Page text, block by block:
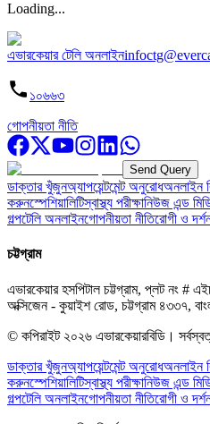
Loading...
এভারকেয়ার টেলি অনলাইন
১০৬৬৩
গোপনীয়তা নীতি
Send Query
ডাক্তার খুঁজুনঅ্যাপয়েন্টমেন্ট অনুরোধঅনলাইন
করুনস্পেশিয়ালিটিস্বাস্থ্য পরীক্ষানিউজ এন্ড
গল্পটেলি অনলাইনগোপনীয়তা নীতিরোগী ও
চট্টগ্রাম
এভারকেয়ার হসপিটাল চট্টগ্রাম, প্লট নং #
অক্সিজেন - কুয়াইশ রোড, চট্টগ্রাম ৪৩৩৭,
© কপিরাইট ২০২৬ এভারকেয়ারবিডি।
ডাক্তার খুঁজুনঅ্যাপয়েন্টমেন্ট অনুরোধঅনলাইন
করুনস্পেশিয়ালিটিস্বাস্থ্য পরীক্ষানিউজ এন্ড
গল্পটেলি অনলাইনগোপনীয়তা নীতিরোগী ও